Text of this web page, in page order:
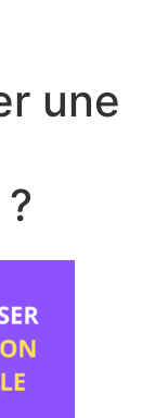
une